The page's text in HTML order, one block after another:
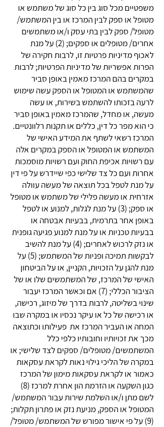
משפטיים מכל סוג בין כל סוג של משתמש או
מטופל או ספק לבין המרכז או בין המשתמש/
מטופל/ ספק לבין בתי עסק ו/או משתמשים
אחרים/ מטופלים או ספקים; (2) על מנת
לאכוף מדיניות פרטיות זו, לרבות חקירה של
הפרות אפשריות של מדיניות הפרטיות; לרבות
במקרים בהם המרכז מאמין באופן סביר
שהמשתמש או המטופל או הספק עשה שימוש
לרעה בזכותו להשתמש בשירות, או עשה
מעשה, או מחדל, שהמרכז מאמין באופן סביר
כי הוא מפר כל דין, כללים או תקנות רלוונטיים.
המרכז רשאי לשתף את המידע האישי של
המשתמש או המטופל או הספק במקרים אלה
עם רשויות אכיפת החוק ועם רשויות מוסמכות
אחרות ועם כל צד שלישי כפי שיידרש על פי דין
על מנת לטפל בכל תוצאה של מעשה עוולה
אזרחית או מעשה פלילי של משתמש או מטופל
או ספק; (3) על מנת לגלות, למנוע או לטפל
באופן אחר בתרמית, בבעיות אבטחה או
בבעיות טכניות או על מנת למנוע פגיעה גופנית
או נזק לרכוש לאחרים; (4) על מנת להשיב
לבקשות תמיכה ופניות של המשתמש; (5) על
מנת להגן על הזכויות, הקניין, או על הביטחון
האישי של המרכז, של המשתמשים שלו או של
הציבור הכללי; (7) אם וכאשר המרכז יעבור
שינוי בשליטה, לרבות בדרך של מיזוג, רכישה,
או רכישה של כל או עיקר נכסיו או במקרה שבו
המחה או העביר המרכז את פעילותו וכתוצאה
מכך את זכויותיו וחובותיו כלפי כלל
המשתמשים/ מטופלים/ ספקים לצד שלישי; או
במקרה של הליכי גילוי נאות לקראת עסקאות
כאמור או לקראת עסקאות מימון של המרכז
כגון השקעה או הזרמת הון אחרת למרכז (8)
לשם מתן ו/או השלמת שירות עבור המשתמש/
המטופל או הספק, מניעת נזק או פתרון תקלות;
(9) על פי אישור מפורש של המשתמש/ מטופל/